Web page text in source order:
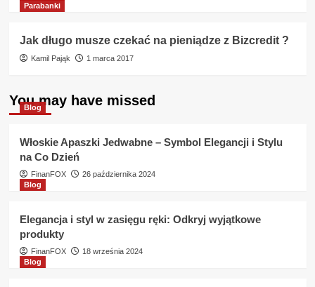
Parabanki
Jak długo musze czekać na pieniądze z Bizcredit ?
Kamil Pająk 1 marca 2017
You may have missed
Blog
Włoskie Apaszki Jedwabne – Symbol Elegancji i Stylu
na Co Dzień
FinanFOX
26 października 2024
Blog
Elegancja i styl w zasięgu ręki: Odkryj wyjątkowe
produkty
FinanFOX
18 września 2024
Blog